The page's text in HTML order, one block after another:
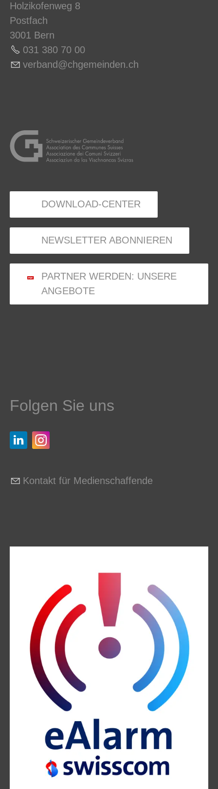
Holzikofenweg 8
Postfach
3001 Bern
031 380 70 00
v rb nd chg m nd n ch
DOWNLOAD-CENTER
NEWSLETTER ABONNIEREN
PARTNER WERDEN: UNSERE
ANGEBOTE
Folgen Sie uns
Kontakt für Medienschaffende